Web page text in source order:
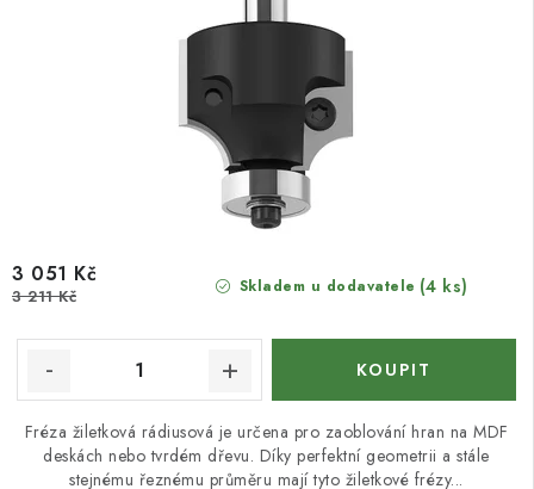
Skladem u dodavatele (4 ks)
3 051 Kč
3 211 Kč
Fréza žiletková rádiusová je určena pro zaoblování hran na MDF
deskách nebo tvrdém dřevu. Díky perfektní geometrii a stále
stejnému řeznému průměru mají tyto žiletkové frézy...